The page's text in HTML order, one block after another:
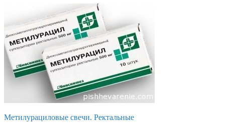
Метилурациловые свечи. Ректальные